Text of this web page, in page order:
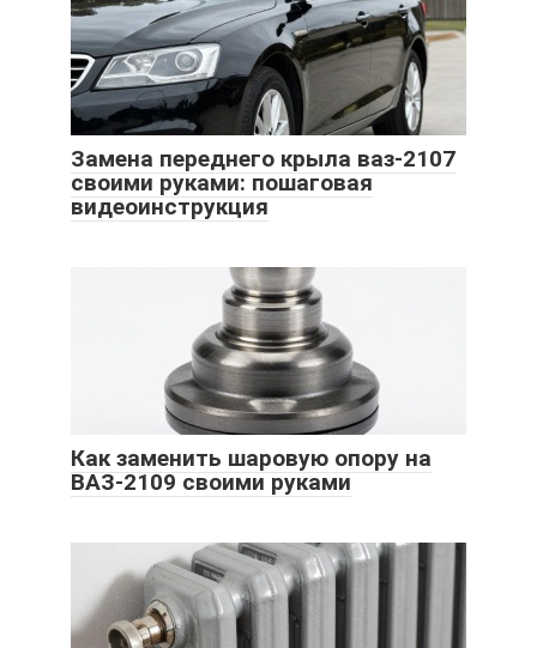
Замена переднего крыла ваз-2107
своими руками: пошаговая
видеоинструкция
Как заменить шаровую опору на
ВАЗ-2109 своими руками